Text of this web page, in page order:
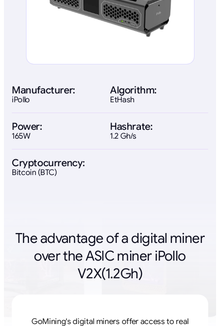
Manufacturer:
iPollo
Algorithm:
EtHash
Power:
165W
Hashrate:
1.2 Gh/s
Cryptocurrency:
Bitcoin (BTC)
The advantage of a digital miner
over the ASIC miner iPollo
V2X(1.2Gh)
GoMining's digital miners offer access to real